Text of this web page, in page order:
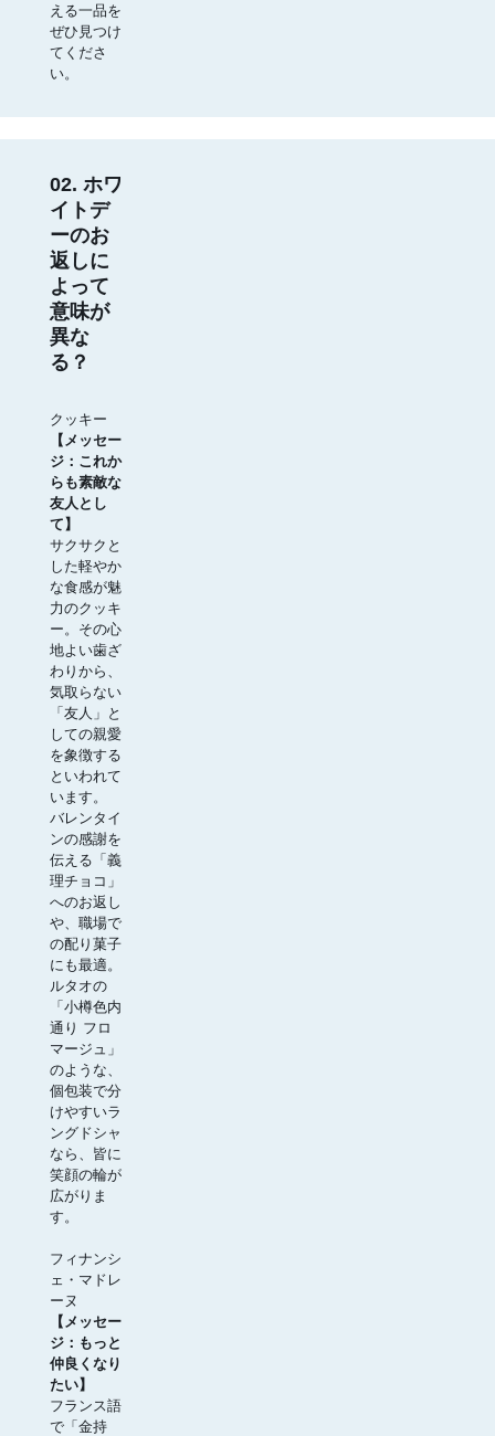
える一品を
ぜひ見つけ
てくださ
い。
02. ホワ
イトデ
ーのお
返しに
よって
意味が
異な
る？
クッキー
【メッセー
ジ：これか
らも素敵な
友人とし
て】
サクサクと
した軽やか
な食感が魅
力のクッキ
ー。その心
地よい歯ざ
わりから、
気取らない
「友人」と
しての親愛
を象徴する
といわれて
います。
バレンタイ
ンの感謝を
伝える「義
理チョコ」
へのお返し
や、職場で
の配り菓子
にも最適。
ルタオの
「小樽色内
通り フロ
マージュ」
のような、
個包装で分
けやすいラ
ングドシャ
なら、皆に
笑顔の輪が
広がりま
す。
フィナンシ
ェ・マドレ
ーヌ
【メッセー
ジ：もっと
仲良くなり
たい】
フランス語
で「金持